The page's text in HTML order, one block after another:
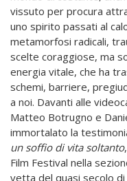
vissuto per procura
uno spirito passati al
metamorfosi radicali,
scelte coraggiose, ma
energia vitale, che ha
schemi, barriere,
a noi. Davanti alle
Matteo Botrugno e
immortalato la
un soffio di vita soltanto
Film Festival nella
vetta del quasi secolo